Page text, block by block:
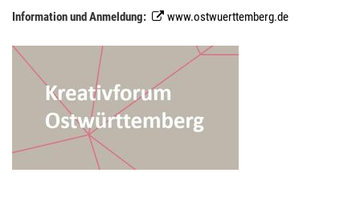
Information und Anmeldung: www.ostwuerttemberg.de